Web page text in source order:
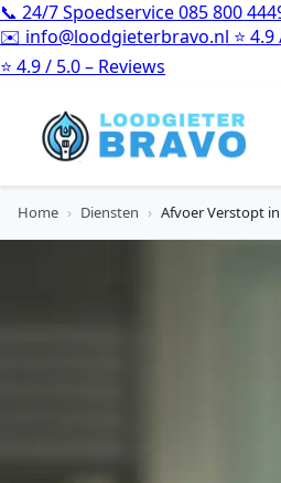
📞 24/7 Spoedservice085 800
✉️ info@loodgieterbravo.nl ⭐ 4.9
⭐ 4.9 / 5.0 – Reviews
Home › Diensten › Afvoer Verstopt